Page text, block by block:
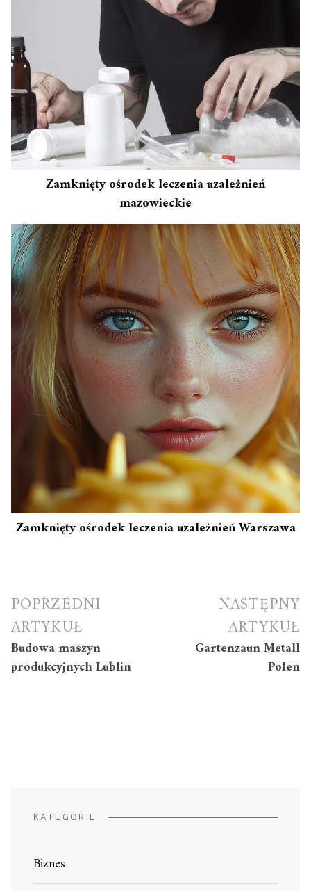
Zamknięty ośrodek leczenia uzależnień
mazowieckie
Zamknięty ośrodek leczenia uzależnień Warszawa
Nawigacja
wpisu
POPRZEDNI
ARTYKUŁ
Budowa maszyn
produkcyjnych Lublin
NASTĘPNY
ARTYKUŁ
Gartenzaun Metall
Polen
KATEGORIE
Biznes